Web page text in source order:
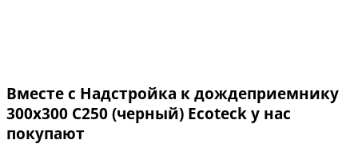
Вместе с Надстройка к дождеприемнику
300х300 С250 (черный) Ecoteck у нас
покупают